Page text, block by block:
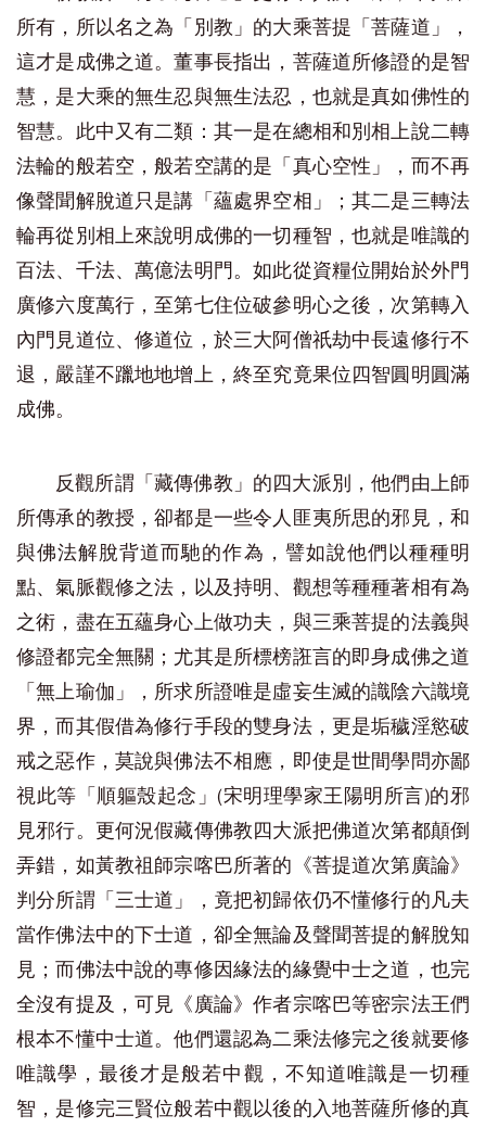
所有，所以名之為「別教」的大乘菩提「菩薩道」，
這才是成佛之道。董事長指出，菩薩道所修證的是智
慧，是大乘的無生忍與無生法忍，也就是真如佛性的
智慧。此中又有二類：其一是在總相和別相上說二轉
法輪的般若空，般若空講的是「真心空性」，而不再
像聲聞解脫道只是講「蘊處界空相」；其二是三轉法
輪再從別相上來說明成佛的一切種智，也就是唯識的
百法、千法、萬億法明門。如此從資糧位開始於外門
廣修六度萬行，至第七住位破參明心之後，次第轉入
內門見道位、修道位，於三大阿僧祇劫中長遠修行不
退，嚴謹不躐地地增上，終至究竟果位四智圓明圓滿
成佛。
反觀所謂「藏傳佛教」的四大派別，他們由上師
所傳承的教授，卻都是一些令人匪夷所思的邪見，和
與佛法解脫背道而馳的作為，譬如說他們以種種明
點、氣脈觀修之法，以及持明、觀想等種種著相有為
之術，盡在五蘊身心上做功夫，與三乘菩提的法義與
修證都完全無關；尤其是所標榜誑言的即身成佛之道
「無上瑜伽」，所求所證唯是虛妄生滅的識陰六識境
界，而其假借為修行手段的雙身法，更是垢穢淫慾破
戒之惡作，莫說與佛法不相應，即使是世間學問亦鄙
視此等「順軀殼起念」(宋明理學家王陽明所言)的邪
見邪行。更何況假藏傳佛教四大派把佛道次第都顛倒
弄錯，如黃教祖師宗喀巴所著的《菩提道次第廣論》
判分所謂「三士道」，竟把初歸依仍不懂修行的凡夫
當作佛法中的下士道，卻全無論及聲聞菩提的解脫知
見；而佛法中說的專修因緣法的緣覺中士之道，也完
全沒有提及，可見《廣論》作者宗喀巴等密宗法王們
根本不懂中士道。他們還認為二乘法修完之後就要修
唯識學，最後才是般若中觀，不知道唯識是一切種
智，是修完三賢位般若中觀以後的入地菩薩所修的真